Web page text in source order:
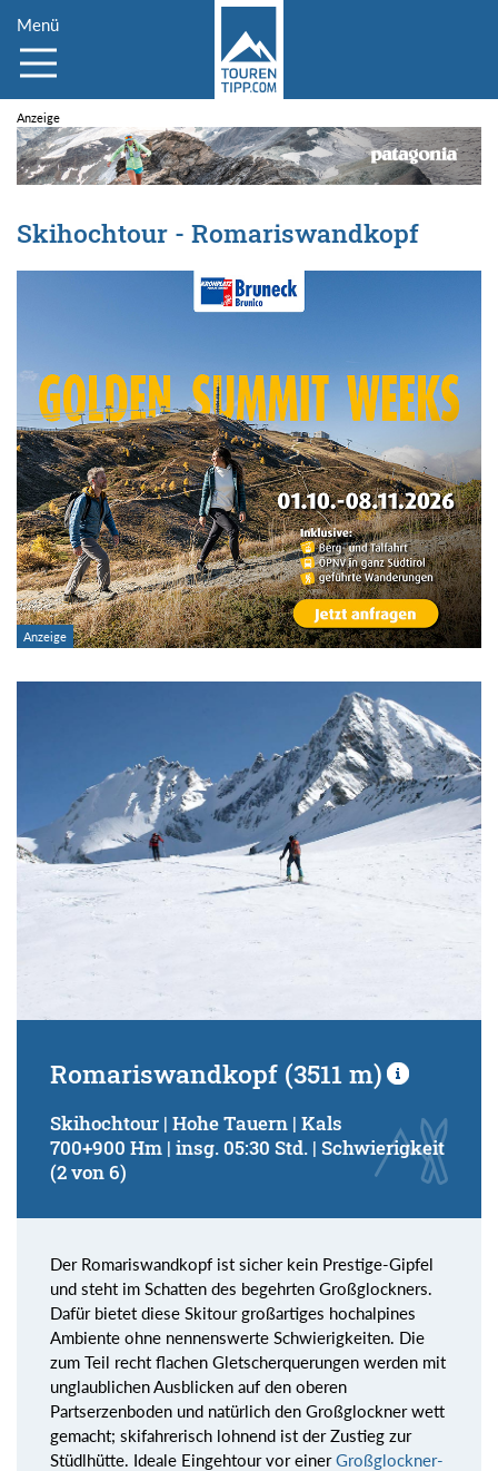
Menü
Skihochtour - Romariswandkopf
Romariswandkopf (3511 m)
Skihochtour | Hohe Tauern | Kals
700+900 Hm | insg. 05:30 Std. | Schwierigkeit
(2 von 6)
Der Romariswandkopf ist sicher kein Prestige-Gipfel
und steht im Schatten des begehrten Großglockners.
Dafür bietet diese Skitour großartiges hochalpines
Ambiente ohne nennenswerte Schwierigkeiten. Die
zum Teil recht flachen Gletscherquerungen werden mit
unglaublichen Ausblicken auf den oberen
Partserzenboden und natürlich den Großglockner wett
gemacht; skifahrerisch lohnend ist der Zustieg zur
Stüdlhütte. Ideale Eingehtour vor einerGroßglockner-